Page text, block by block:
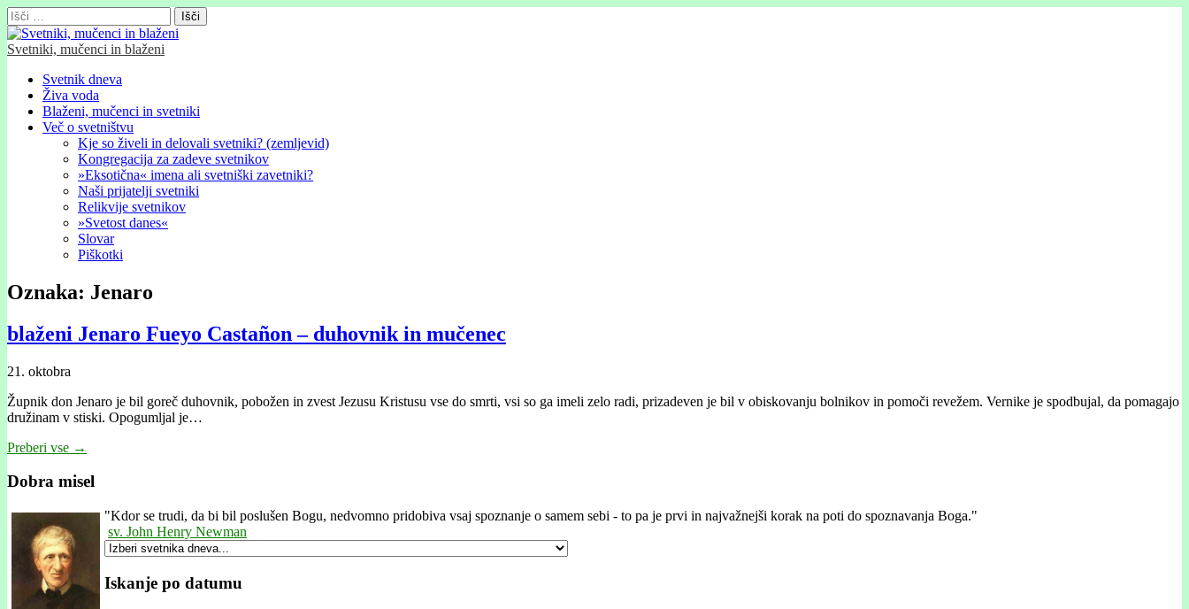
Išči:
Svetniki, mučenci in blaženi
Glavni
meni
Skip
content
Svetnik dneva
Živa voda
Blaženi, mučenci in svetniki
Več o svetništvu
Kje so živeli in delovali svetniki? (zemljevid)
Kongregacija za zadeve svetnikov
»Eksotična« imena ali svetniški zavetniki?
Naši prijatelji svetniki
Relikvije svetnikov
»Svetost danes«
Slovar
Piškotki
Oznaka: Jenaro
blaženi Jenaro Fueyo Castañon – duhovnik in mučenec
21. oktobra
Župnik don Jenaro je bil goreč duhovnik, pobožen in zvest Jezusu Kristusu vse do smrti, vsi so ga imeli zelo radi, prizadeven je bil v obiskovanju bolnikov in pomoči revežem. Vernike je spodbujal, da pomagajo
družinam v stiski. Opogumljal je…
Preberi vse →
Dobra misel
"Kdor se trudi, da bi bil poslušen Bogu, nedvomno pridobiva vsaj spoznanje o samem sebi - to pa je prvi in najvažnejši korak na poti do spoznavanja Boga."
sv. John Henry Newman
Iskanje po datumu